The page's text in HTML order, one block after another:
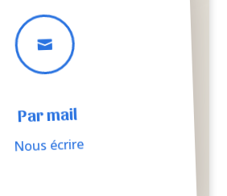

Par mail
Nous écrire